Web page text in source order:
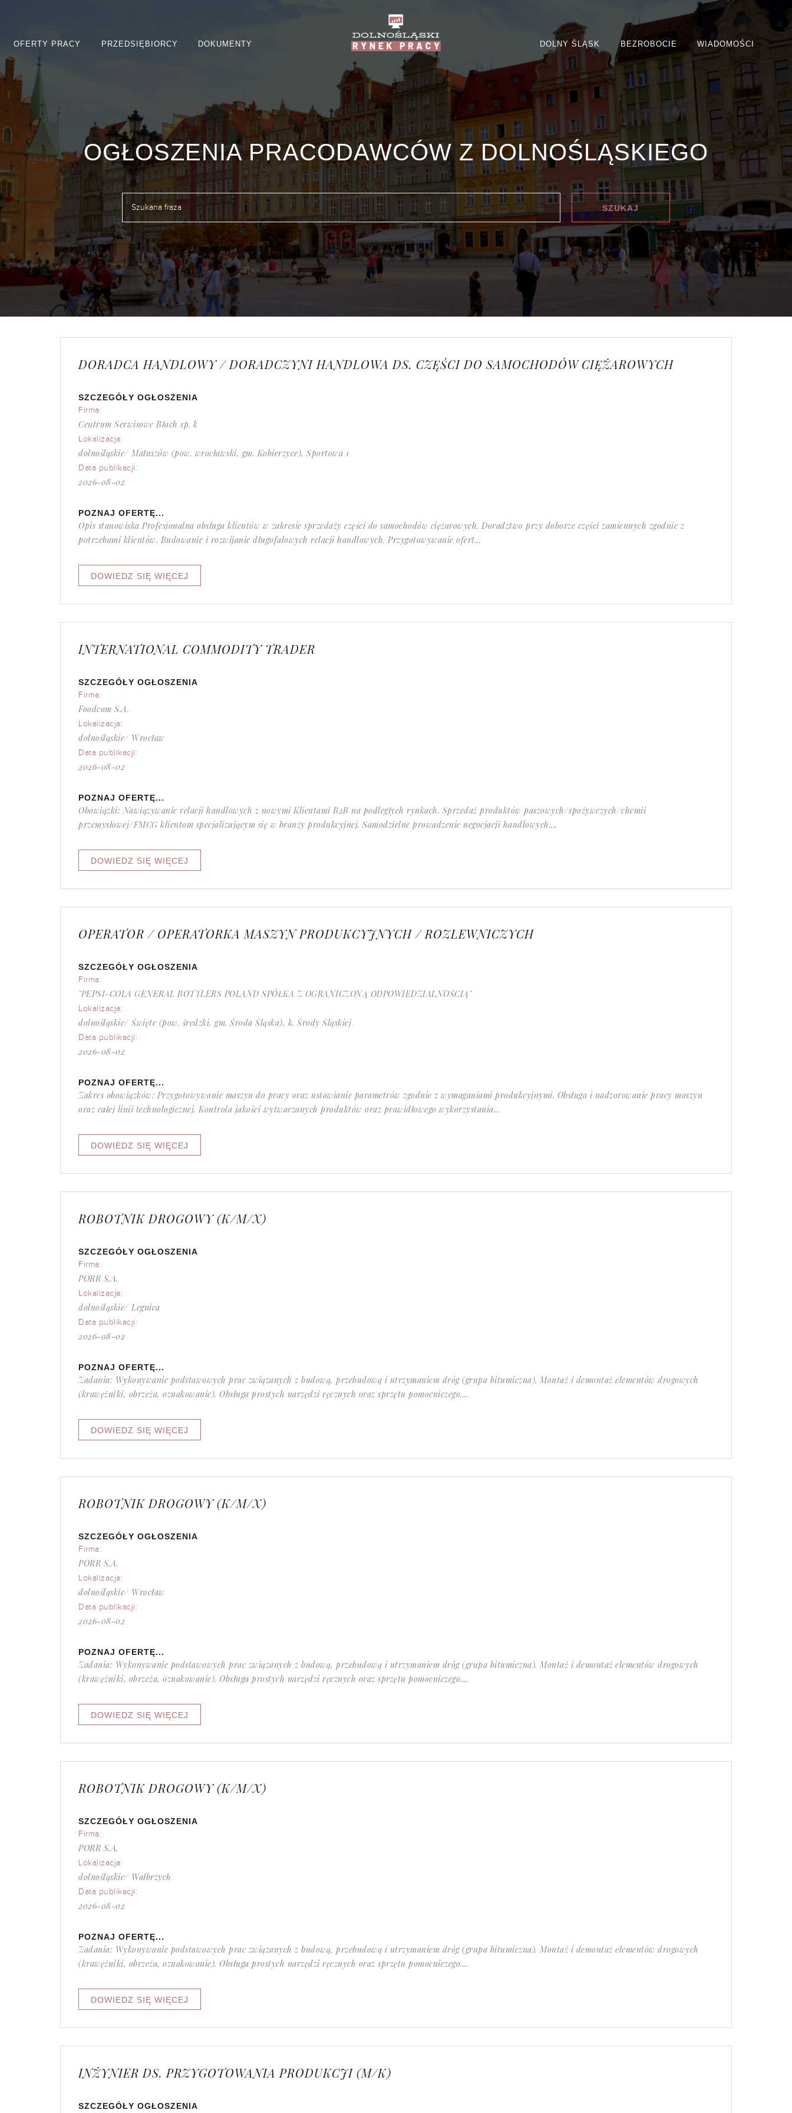
OFERTY PRACY PRZEDSIĘBIORCY DOKUMENTY DOLNY ŚLĄSK BEZROBOCIE WIADOMOŚCI
OGŁOSZENIA PRACODAWCÓW Z DOLNOŚLĄSKIEGO
DORADCA HANDLOWY / DORADCZYNI HANDLOWA DS. CZĘŚCI DO SAMOCHODÓW CIĘŻAROWYCH
SZCZEGÓŁY OGŁOSZENIA
Firma:
Centrum Serwisowe Błach sp. k
Lokalizacja:
dolnośląskie/ Małuszów (pow. wrocławski, gm. Kobierzyce), Sportowa 1
Data publikacji:
2026-08-02
POZNAJ OFERTĘ...
Opis stanowiska Profesjonalna obsługa klientów w zakresie sprzedaży części do samochodów ciężarowych. Doradztwo przy doborze części zamiennych zgodnie z
potrzebami klientów. Budowanie i rozwijanie długofalowych relacji handlowych. Przygotowywanie ofert...
INTERNATIONAL COMMODITY TRADER
SZCZEGÓŁY OGŁOSZENIA
Firma:
Foodcom S.A.
Lokalizacja:
dolnośląskie/ Wrocław
Data publikacji:
2026-08-02
POZNAJ OFERTĘ...
Obowiązki: Nawiązywanie relacji handlowych z nowymi Klientami B2B na podległych rynkach. Sprzedaż produktów paszowych/spożywczych/chemii
przemysłowej/FMCG klientom specjalizującym się w branży produkcyjnej. Samodzielne prowadzenie negocjacji handlowych....
OPERATOR / OPERATORKA MASZYN PRODUKCYJNYCH / ROZLEWNICZYCH
SZCZEGÓŁY OGŁOSZENIA
Firma:
"PEPSI-COLA GENERAL BOTTLERS POLAND SPÓŁKA Z OGRANICZONĄ ODPOWIEDZIALNOŚCIĄ"
Lokalizacja:
dolnośląskie/ Święte (pow. średzki, gm. Środa Śląska), k. Środy Śląskiej
Data publikacji:
2026-08-02
POZNAJ OFERTĘ...
Zakres obowiązków: Przygotowywanie maszyn do pracy oraz ustawianie parametrów zgodnie z wymaganiami produkcyjnymi. Obsługa i nadzorowanie pracy maszyn
oraz całej linii technologicznej. Kontrola jakości wytwarzanych produktów oraz prawidłowego wykorzystania...
ROBOTNIK DROGOWY (K/M/X)
SZCZEGÓŁY OGŁOSZENIA
Firma:
PORR S.A.
Lokalizacja:
dolnośląskie/ Legnica
Data publikacji:
2026-08-02
POZNAJ OFERTĘ...
Zadania: Wykonywanie podstawowych prac związanych z budową, przebudową i utrzymaniem dróg (grupa bitumiczna). Montaż i demontaż elementów drogowych
(krawężniki, obrzeża, oznakowanie). Obsługa prostych narzędzi ręcznych oraz sprzętu pomocniczego....
ROBOTNIK DROGOWY (K/M/X)
SZCZEGÓŁY OGŁOSZENIA
Firma:
PORR S.A.
Lokalizacja:
dolnośląskie/ Wrocław
Data publikacji:
2026-08-02
POZNAJ OFERTĘ...
Zadania: Wykonywanie podstawowych prac związanych z budową, przebudową i utrzymaniem dróg (grupa bitumiczna). Montaż i demontaż elementów drogowych
(krawężniki, obrzeża, oznakowanie). Obsługa prostych narzędzi ręcznych oraz sprzętu pomocniczego....
ROBOTNIK DROGOWY (K/M/X)
SZCZEGÓŁY OGŁOSZENIA
Firma:
PORR S.A.
Lokalizacja:
dolnośląskie/ Wałbrzych
Data publikacji:
2026-08-02
POZNAJ OFERTĘ...
Zadania: Wykonywanie podstawowych prac związanych z budową, przebudową i utrzymaniem dróg (grupa bitumiczna). Montaż i demontaż elementów drogowych
(krawężniki, obrzeża, oznakowanie). Obsługa prostych narzędzi ręcznych oraz sprzętu pomocniczego....
INŻYNIER DS. PRZYGOTOWANIA PRODUKCJI (M/K)
SZCZEGÓŁY OGŁOSZENIA